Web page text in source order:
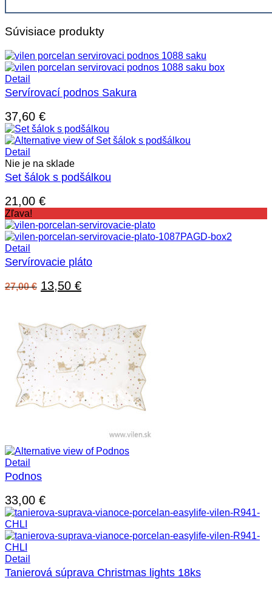
Súvisiace produkty
Detail
Servírovací podnos Sakura
37,60 €
Detail
Nie je na sklade
Set šálok s podšálkou
21,00 €
Zľava!
Detail
Servírovacie pláto
27,00€ Pôvodná
27,00 €.
13,50 €Aktuálna
13,50 €.
Detail
Podnos
33,00 €
Detail
Tanierová súprava Christmas lights 18ks